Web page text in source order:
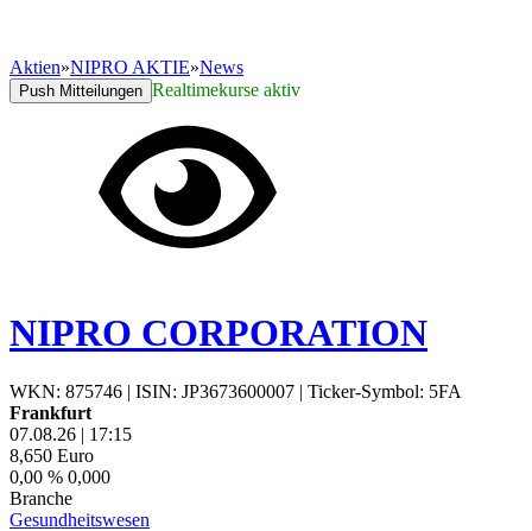
Aktien»NIPRO AKTIE»News
Push Mitteilungen Realtimekurse aktiv
NIPRO CORPORATION
WKN: 875746 | ISIN: JP3673600007 | Ticker-Symbol: 5FA
Frankfurt
07.08.26 | 17:15
8,650 Euro
0,00 % 0,000
Branche
Gesundheitswesen